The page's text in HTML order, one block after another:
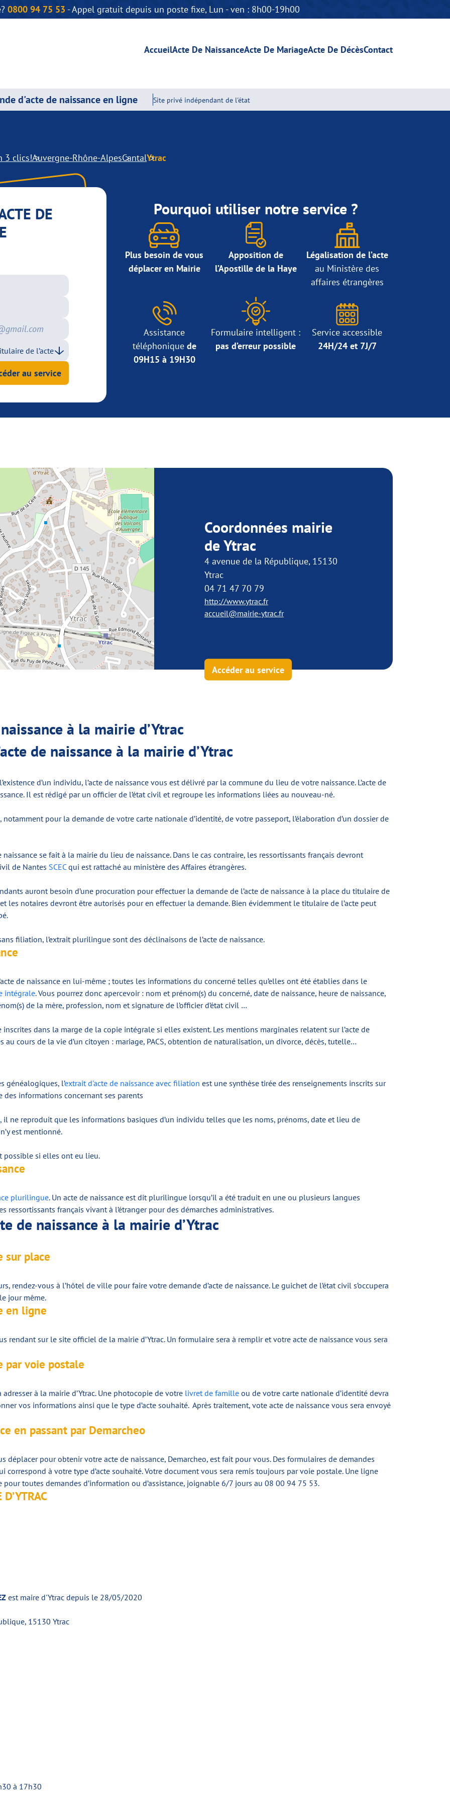
0800 94 75 53 - Appel gratuit depuis un poste fixe, Lun - ven : 8h00-19h00
AccueilActe De NaissanceActe De MariageActe De DécèsContact
d'acte de naissance en ligne Site privé indépendant de l'état
3 clics!Auvergne-Rhône-AlpesCantalYtrac
DE
au service
Pourquoi utiliser notre service ?
Plus besoin de vous
déplacer en Mairie
Apposition de
l’Apostille de la Haye
Légalisation de l’acte
au Ministère des
affaires étrangères
Assistance
téléphonique de
09H15 à 19H30
Formulaire intelligent :
pas d’erreur possible
Service accessible
24H/24 et 7J/7
Coordonnées mairie
de Ytrac
4 avenue de la République, 15130
Ytrac
04 71 47 70 79
http://www.ytrac.fr
accueil@mairie-ytrac.fr
Accéder au service
à la mairie d’Ytrac
de naissance à la mairie d’Ytrac
d’un individu, l’acte de naissance vous est délivré par la commune du lieu de votre naissance. L’acte de
Il est rédigé par un officier de l’état civil et regroupe les informations liées au nouveau-né.
notamment pour la demande de votre carte nationale d’identité, de votre passeport, l’élaboration d’un dossier de
naissance se fait à la mairie du lieu de naissance. Dans le cas contraire, les ressortissants français devront
de Nantes SCECqui est rattaché au ministère des Affaires étrangères.
auront besoin d’une procuration pour effectuer la demande de l’acte de naissance à la place du titulaire de
les notaires devront être autorisés pour en effectuer la demande. Bien évidemment le titulaire de l’acte peut
filiation, l’extrait plurilingue sont des déclinaisons de l’acte de naissance.
de naissance en lui-même ; toutes les informations du concerné telles qu’elles ont été établies dans le
intégrale. Vous pourrez donc apercevoir : nom et prénom(s) du concerné, date de naissance, heure de naissance,
de la mère, profession, nom et signature de l’officier d’état civil …
dans la marge de la copie intégrale si elles existent. Les mentions marginales relatent sur l’acte de
cours de la vie d’un citoyen : mariage, PACS, obtention de naturalisation, un divorce, décès, tutelle…
généalogiques, l’extrait d'acte de naissance avec filiation est une synthèse tirée des renseignements inscrits sur
informations concernant ses parents
, il ne reproduit que les informations basiques d’un individu telles que les noms, prénoms, date et lieu de
est mentionné.
possible si elles ont eu lieu.
plurilingue. Un acte de naissance est dit plurilingue lorsqu’il a été traduit en une ou plusieurs langues
ressortissants français vivant à l’étranger pour des démarches administratives.
de naissance à la mairie d’Ytrac
sur place
rendez-vous à l’hôtel de ville pour faire votre demande d’acte de naissance. Le guichet de l’état civil s’occupera
jour même.
en ligne
rendant sur le site officiel de la mairie d’Ytrac. Un formulaire sera à remplir et votre acte de naissance vous sera
par voie postale
adresser à la mairie d’Ytrac. Une photocopie de votre livret de famille ou de votre carte nationale d’identité devra
vos informations ainsi que le type d’acte souhaité. Après traitement, vote acte de naissance vous sera envoyé
en passant par Demarcheo
déplacer pour obtenir votre acte de naissance, Demarcheo, est fait pour vous. Des formulaires de demandes
correspond à votre type d’acte souhaité. Votre document vous sera remis toujours par voie postale. Une ligne
pour toutes demandes d’information ou d’assistance, joignable 6/7 jours au 08 00 94 75 53.
est maire d'Ytrac depuis le 28/05/2020
15130 Ytrac
à 17h30